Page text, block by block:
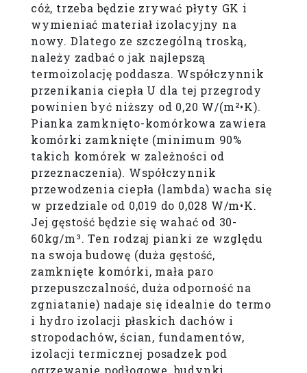
cóż, trzeba będzie zrywać płyty GK i
wymieniać materiał izolacyjny na
nowy. Dlatego ze szczególną troską,
należy zadbać o jak najlepszą
termoizolację poddasza. Współczynnik
przenikania ciepła U dla tej przegrody
powinien być niższy od 0,20 W/(m²•K).
Pianka zamknięto-komórkowa zawiera
komórki zamknięte (minimum 90%
takich komórek w zależności od
przeznaczenia). Współczynnik
przewodzenia ciepła (lambda) wacha się
w przedziale od 0,019 do 0,028 W/m•K.
Jej gęstość będzie się wahać od 30-
60kg/m³. Ten rodzaj pianki ze względu
na swoja budowę (duża gęstość,
zamknięte komórki, mała paro
przepuszczalność, duża odporność na
zgniatanie) nadaje się idealnie do termo
i hydro izolacji płaskich dachów i
stropodachów, ścian, fundamentów,
izolacji termicznej posadzek pod